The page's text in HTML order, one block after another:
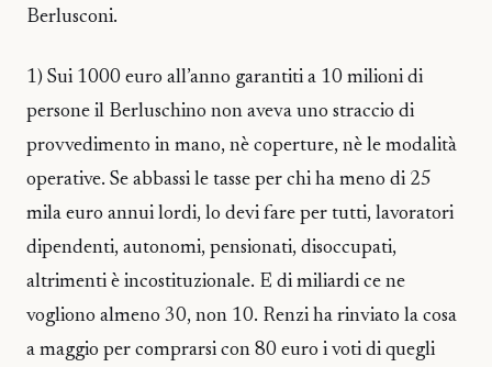
Berlusconi.
1) Sui 1000 euro all’anno garantiti a 10 milioni di
persone il Berluschino non aveva uno straccio di
provvedimento in mano, nè coperture, nè le modalità
operative. Se abbassi le tasse per chi ha meno di 25
mila euro annui lordi, lo devi fare per tutti, lavoratori
dipendenti, autonomi, pensionati, disoccupati,
altrimenti è incostituzionale. E di miliardi ce ne
vogliono almeno 30, non 10. Renzi ha rinviato la cosa
a maggio per comprarsi con 80 euro i voti di quegli